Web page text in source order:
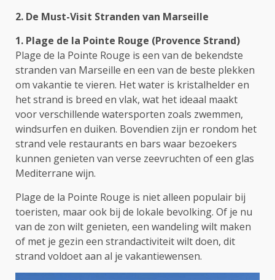
2. De Must-Visit Stranden van Marseille
1. Plage de la Pointe Rouge (Provence Strand)
Plage de la Pointe Rouge is een van de bekendste
stranden van Marseille en een van de beste plekken
om vakantie te vieren. Het water is kristalhelder en
het strand is breed en vlak, wat het ideaal maakt
voor verschillende watersporten zoals zwemmen,
windsurfen en duiken. Bovendien zijn er rondom het
strand vele restaurants en bars waar bezoekers
kunnen genieten van verse zeevruchten of een glas
Mediterrane wijn.
Plage de la Pointe Rouge is niet alleen populair bij
toeristen, maar ook bij de lokale bevolking. Of je nu
van de zon wilt genieten, een wandeling wilt maken
of met je gezin een strandactiviteit wilt doen, dit
strand voldoet aan al je vakantiewensen.